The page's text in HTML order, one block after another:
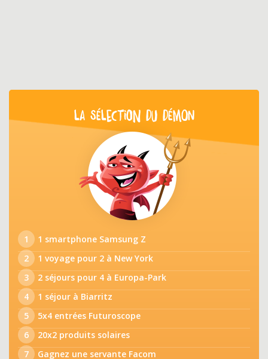
LA SÉLECTION DU DÉMON
1
1 smartphone Samsung Z
2
1 voyage pour 2 à New York
3
2 séjours pour 4 à Europa-Park
4
1 séjour à Biarritz
5
5x4 entrées Futuroscope
6
20x2 produits solaires
7
Gagnez une servante Facom